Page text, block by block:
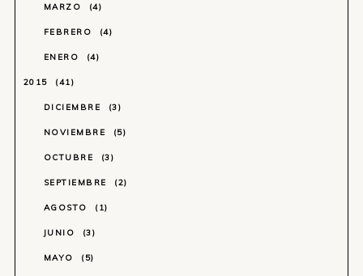
MARZO 4
FEBRERO 4
ENERO 4
2015 41
DICIEMBRE 3
NOVIEMBRE 5
OCTUBRE 3
SEPTIEMBRE 2
AGOSTO 1
JUNIO 3
MAYO 5